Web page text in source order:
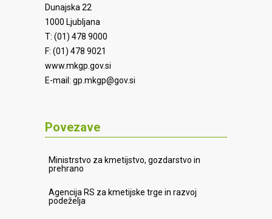
Dunajska 22
1000 Ljubljana
T: (01) 478 9000
F: (01) 478 9021
www.mkgp.gov.si
E-mail: gp.mkgp@gov.si
Povezave
Ministrstvo za kmetijstvo, gozdarstvo in
prehrano
Agencija RS za kmetijske trge in razvoj
podeželja